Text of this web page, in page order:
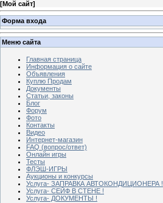
[Мой сайт]
Форма входа
Меню сайта
Главная страница
Информация о сайте
Объявления
Куплю Продам
Документы
Статьи, законы
Блог
Форум
Фото
Контакты
Видео
Интернет-магазин
FAQ (вопрос/ответ)
Онлайн игры
Тесты
ФЛЭШ-ИГРЫ
Аукционы и конкурсы
Услуга- ЗАПРАВКА АВТОКОНДИЦИОНЕРА !
Услуга- СЕЙФ В СТЕНЕ !
Услуга- ДОКУМЕНТЫ !